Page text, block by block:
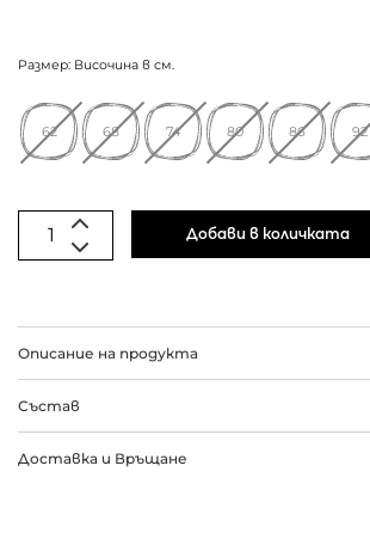
Размер: Височина в см.
62 68 74 80 86 92
Добави в количката
Описание на продукта
Състав
Доставка и Връщане